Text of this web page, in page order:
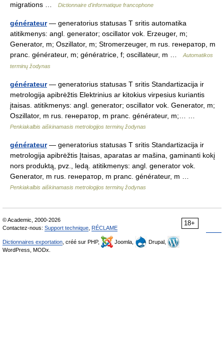
migrations …
Dictionnaire d'informatique francophone
générateur— generatorius statusas T sritis automatika
atitikmenys: angl. generator; oscillator vok. Erzeuger, m;
Generator, m; Oszillator, m; Stromerzeuger, m rus. генератор, m
pranc. générateur, m; génératrice, f; oscillateur, m …Automatikos
terminų žodynas
générateur— generatorius statusas T sritis Standartizacija ir
metrologija apibrėžtis Elektrinius ar kitokius virpesius kuriantis
įtaisas. atitikmenys: angl. generator; oscillator vok. Generator, m;
Oszillator, m rus. генератор, m pranc. générateur, m;… …
Penkiakalbis aiškinamasis metrologijos terminų žodynas
générateur— generatorius statusas T sritis Standartizacija ir
metrologija apibrėžtis Įtaisas, aparatas ar mašina, gaminanti kokį
nors produktą, pvz., ledą. atitikmenys: angl. generator vok.
Generator, m rus. генератор, m pranc. générateur, m …
Penkiakalbis aiškinamasis metrologijos terminų žodynas
18+
© Academic, 2000-2026
Contactez-nous: Support technique RÉCLAME
Dictionnaires exportation , créé sur PHP, Joomla,
Drupal,
WordPress, MODx.